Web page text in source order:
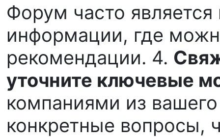
Форум часто
информации, где
рекомендации. 4.
уточните ключевые
компаниями из
конкретные вопросы,